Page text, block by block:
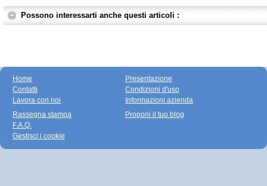
Possono interessarti anche questi articoli :
Home
Contatti
Lavora con noi
Presentazione
Condizioni d'uso
Informazioni azienda
Rassegna stampa
F.A.Q.
Gestisci i cookie
Proponi il tuo blog